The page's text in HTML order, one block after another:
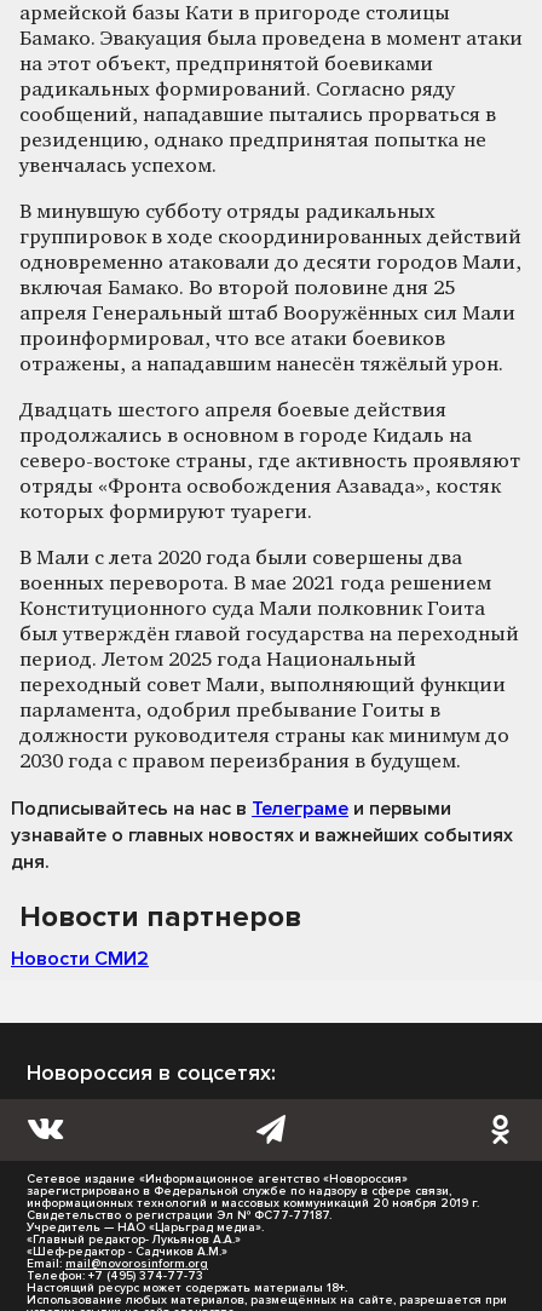
армейской базы Кати в пригороде столицы
Бамако. Эвакуация была проведена в момент атаки
на этот объект, предпринятой боевиками
радикальных формирований. Согласно ряду
сообщений, нападавшие пытались прорваться в
резиденцию, однако предпринятая попытка не
увенчалась успехом.
В минувшую субботу отряды радикальных
группировок в ходе скоординированных действий
одновременно атаковали до десяти городов Мали,
включая Бамако. Во второй половине дня 25
апреля Генеральный штаб Вооружённых сил Мали
проинформировал, что все атаки боевиков
отражены, а нападавшим нанесён тяжёлый урон.
Двадцать шестого апреля боевые действия
продолжались в основном в городе Кидаль на
северо-востоке страны, где активность проявляют
отряды «Фронта освобождения Азавада», костяк
которых формируют туареги.
В Мали с лета 2020 года были совершены два
военных переворота. В мае 2021 года решением
Конституционного суда Мали полковник Гоита
был утверждён главой государства на переходный
период. Летом 2025 года Национальный
переходный совет Мали, выполняющий функции
парламента, одобрил пребывание Гоиты в
должности руководителя страны как минимум до
2030 года с правом переизбрания в будущем.
Подписывайтесь на нас в Телеграме и первыми
узнавайте о главных новостях и важнейших событиях
дня.
Новости партнеров
Новости СМИ2
Новороссия в соцсетях:
Сетевое издание «Информационное агентство «Новороссия»
зарегистрировано в Федеральной службе по надзору в сфере связи,
информационных технологий и массовых коммуникаций 20 ноября 2019 г.
Свидетельство о регистрации Эл № ФС77-77187.
Учредитель — НАО «Царьград медиа».
«Главный редактор- Лукьянов А.А.»
«Шеф-редактор - Садчиков А.М.»
Email: mail@novorosinform.org
Телефон: +7 (495) 374-77-73
Настоящий ресурс может содержать материалы 18+.
Использование любых материалов, размещённых на сайте, разрешается при